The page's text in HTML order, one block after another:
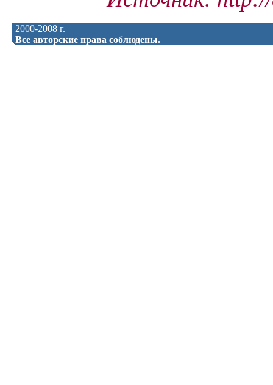
2000-2008 г.
Все авторские права соблюдены.